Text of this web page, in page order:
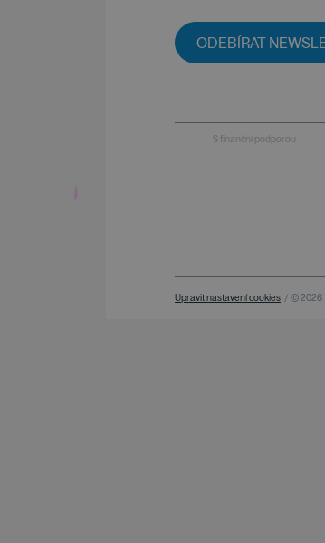
ODEBÍRAT
S finanční podporou
Upravit nastavení cookies / © 2026